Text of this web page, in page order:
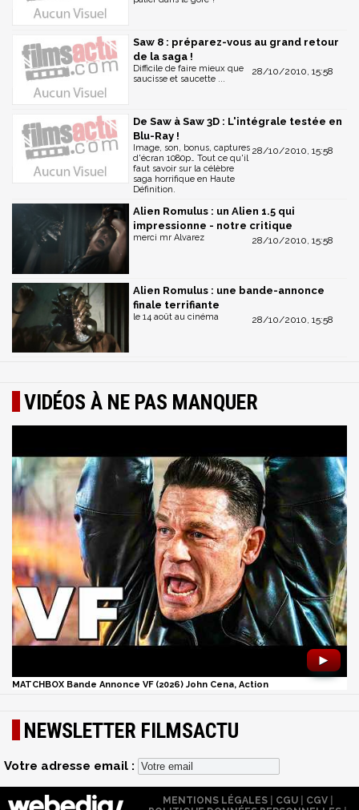
Saw 8 : préparez-vous au grand retour
de la saga !
28/10/2010, 15:58
Difficile de faire mieux que
saucisse et saucette ...
De Saw à Saw 3D : L'intégrale testée en
Blu-Ray !
28/10/2010, 15:58
Image, son, bonus, captures
d'écran 1080p… Tout ce qu'il
faut savoir sur la célèbre
saga horrifique en Haute
Définition.
Alien Romulus : un Alien 1.5 qui
impressionne - notre critique
28/10/2010, 15:58
merci mr Alvarez
Alien Romulus : une bande-annonce
finale terrifiante
28/10/2010, 15:58
le 14 août au cinéma
VIDÉOS À NE PAS MANQUER
►
MATCHBOX Bande Annonce VF (2026) John Cena, Action
NEWSLETTER FILMSACTU
Votre adresse email :
MENTIONS LÉGALES| CGU| CGV|